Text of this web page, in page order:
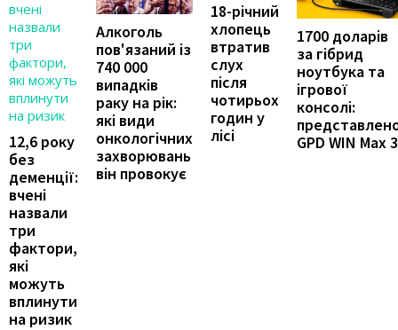
12,6 року
без
деменції:
вчені
назвали
три
фактори,
які
можуть
вплинути
на ризик
Алкоголь
пов'язаний із
740 000
випадків
раку на рік:
які види
онкологічних
захворювань
він провокує
18-річний
хлопець
втратив
слух
після
чотирьох
годин у
лісі
1700 доларів
за гібрид
ноутбука та
ігрової
консолі:
GPD WIN Max 3